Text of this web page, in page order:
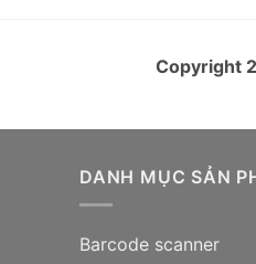
Copyright
DANH MỤC SẢN
Barcode scanner